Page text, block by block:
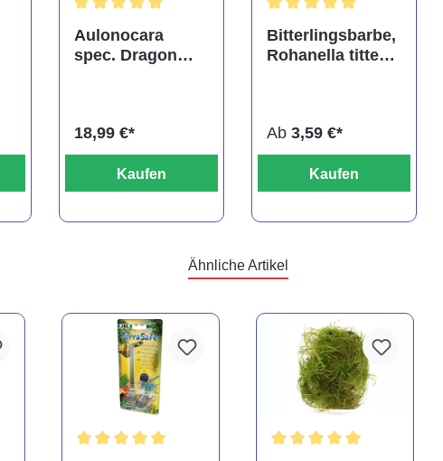
Aulonocara
spec. Dragon
18,99 €*
Kaufen
Bitterlingsbarbe,
Rohanella titteya,
Ab 3,59 €*
Kaufen
Ähnliche Artikel